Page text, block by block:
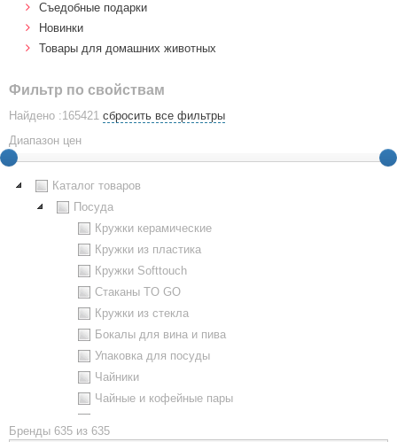
Cъедобные подарки
Новинки
Товары для домашних животных
Фильтр по свойствам
Найдено :165421 сбросить все фильтры
Диапазон цен
Каталог товаров
Посуда
Кружки керамические
Кружки из пластика
Кружки Softtouch
Стаканы TO GO
Кружки из стекла
Бокалы для вина и пива
Упаковка для посуды
Чайники
Чайные и кофейные пары
Бренды 635 из 635